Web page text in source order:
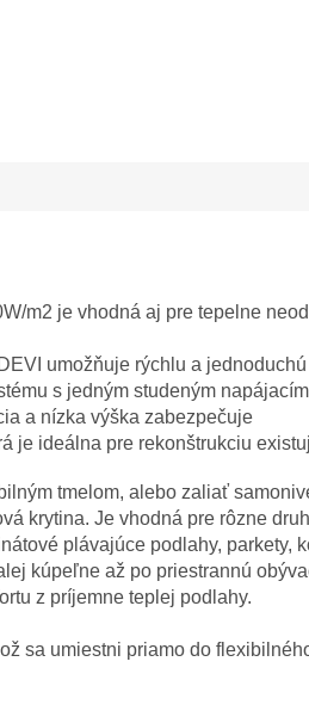
M
O
m2 je vhodná aj pre tepelne
umožňuje rýchlu a
s jedným studeným napájacím
a nízka výška zabezpečuje
je ideálna pre rekonštrukciu
tmelom, alebo zaliať
krytina. Je vhodná pre rôzne
plávajúce podlahy, parkety,
kúpeľne až po priestrannú
z príjemne teplej podlahy.
sa umiestni priamo do